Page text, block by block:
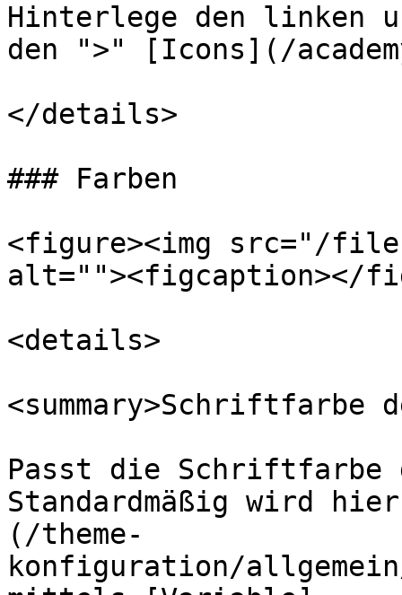
Hinterlege den linken
den ">" [Icons](/
</details>
### Farben
<figure><img src="/files/
alt=""><figcaption></
<details>
<summary>Schriftfarbe
Passt die Schriftfarbe
Standardmäßig wird
(/theme-
konfiguration/